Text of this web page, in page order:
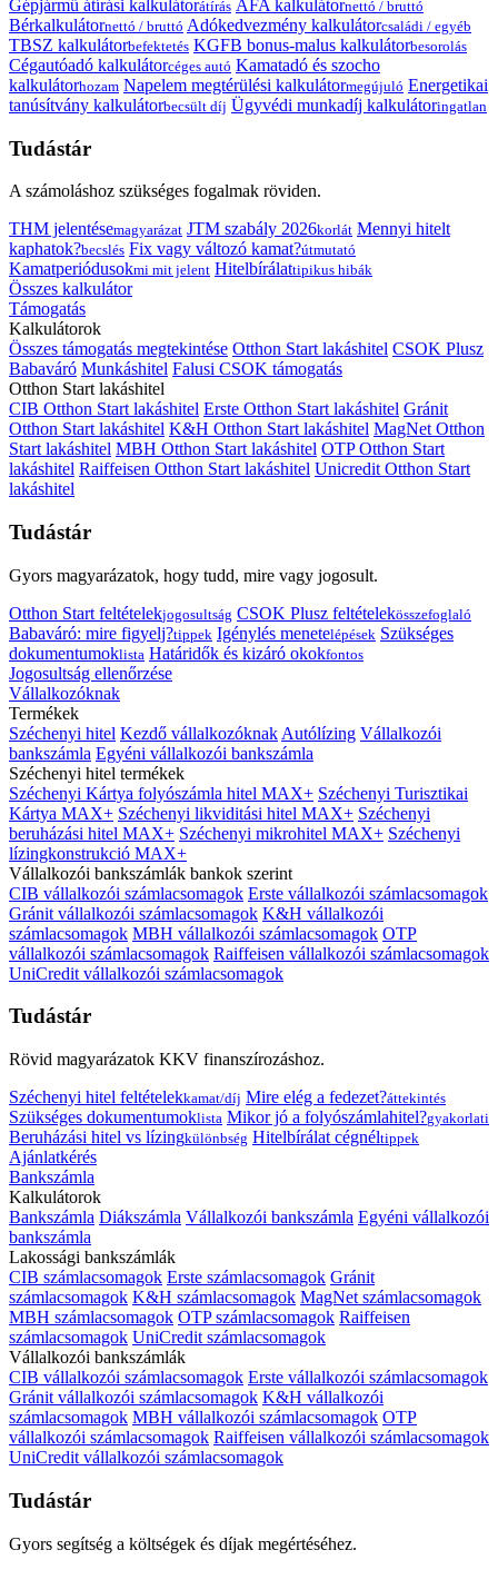
Gépjármű átírási kalkulátorátírás ÁFA kalkulátornettó / bruttó
Bérkalkulátornettó / bruttó Adókedvezmény kalkulátorcsaládi / egyéb
TBSZ kalkulátorbefektetés KGFB bonus-malus kalkulátorbesorolás
Cégautóadó kalkulátorcéges autó Kamatadó és szocho
kalkulátorhozam Napelem megtérülési kalkulátormegújuló Energetikai
tanúsítvány kalkulátorbecsült díj Ügyvédi munkadíj kalkulátoringatlan
Tudástár
A számoláshoz szükséges fogalmak röviden.
THM jelentésemagyarázat JTM szabály 2026korlát Mennyi hitelt
kaphatok?becslés Fix vagy változó kamat?útmutató
Kamatperiódusokmi mit jelent Hitelbírálattipikus hibák
Összes kalkulátor
Támogatás
Kalkulátorok
Összes támogatás megtekintése Otthon Start lakáshitel CSOK Plusz
Babaváró Munkáshitel Falusi CSOK támogatás
Otthon Start lakáshitel
CIB Otthon Start lakáshitel Erste Otthon Start lakáshitel Gránit
Otthon Start lakáshitel K&H Otthon Start lakáshitel MagNet Otthon
Start lakáshitel MBH Otthon Start lakáshitel OTP Otthon Start
lakáshitel Raiffeisen Otthon Start lakáshitel Unicredit Otthon Start
lakáshitel
Tudástár
Gyors magyarázatok, hogy tudd, mire vagy jogosult.
Otthon Start feltételekjogosultság CSOK Plusz feltételekösszefoglaló
Babaváró: mire figyelj?tippek Igénylés menetelépések Szükséges
dokumentumoklista Határidők és kizáró okokfontos
Jogosultság ellenőrzése
Vállalkozóknak
Termékek
Széchenyi hitel Kezdő vállalkozóknak Autólízing Vállalkozói
bankszámla Egyéni vállalkozói bankszámla
Széchenyi hitel termékek
Széchenyi Kártya folyószámla hitel MAX+ Széchenyi Turisztikai
Kártya MAX+ Széchenyi likviditási hitel MAX+ Széchenyi
beruházási hitel MAX+ Széchenyi mikrohitel MAX+ Széchenyi
lízingkonstrukció MAX+
Vállalkozói bankszámlák bankok szerint
CIB vállalkozói számlacsomagok Erste vállalkozói számlacsomagok
Gránit vállalkozói számlacsomagok K&H vállalkozói
számlacsomagok MBH vállalkozói számlacsomagok OTP
vállalkozói számlacsomagok Raiffeisen vállalkozói számlacsomagok
UniCredit vállalkozói számlacsomagok
Tudástár
Rövid magyarázatok KKV finanszírozáshoz.
Széchenyi hitel feltételekkamat/díj Mire elég a fedezet?áttekintés
Szükséges dokumentumoklista Mikor jó a folyószámlahitel?gyakorlati
Beruházási hitel vs lízingkülönbség Hitelbírálat cégnéltippek
Ajánlatkérés
Bankszámla
Kalkulátorok
Bankszámla Diákszámla Vállalkozói bankszámla Egyéni vállalkozói
bankszámla
Lakossági bankszámlák
CIB számlacsomagok Erste számlacsomagok Gránit
számlacsomagok K&H számlacsomagok MagNet számlacsomagok
MBH számlacsomagok OTP számlacsomagok Raiffeisen
számlacsomagok UniCredit számlacsomagok
Vállalkozói bankszámlák
CIB vállalkozói számlacsomagok Erste vállalkozói számlacsomagok
Gránit vállalkozói számlacsomagok K&H vállalkozói
számlacsomagok MBH vállalkozói számlacsomagok OTP
vállalkozói számlacsomagok Raiffeisen vállalkozói számlacsomagok
UniCredit vállalkozói számlacsomagok
Tudástár
Gyors segítség a költségek és díjak megértéséhez.